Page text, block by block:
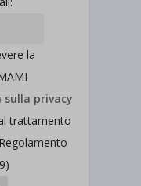
la
privacy
trattamento